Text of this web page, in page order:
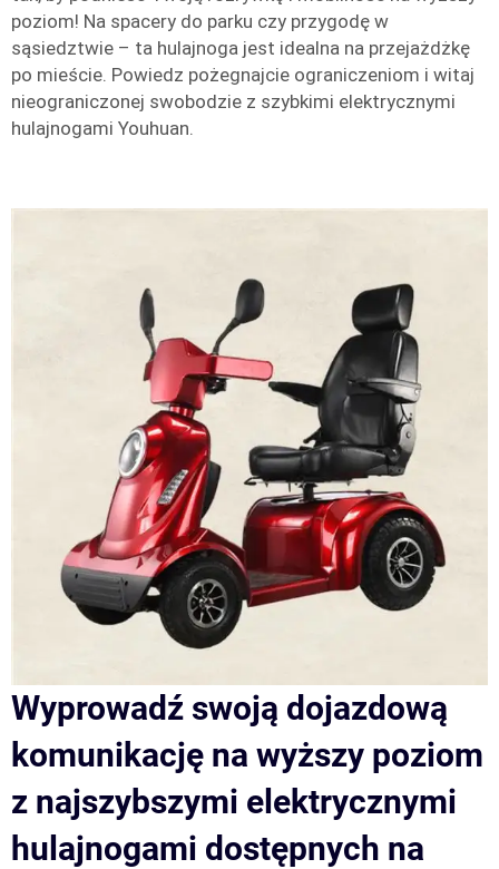
poziom! Na spacery do parku czy przygodę w
sąsiedztwie – ta hulajnoga jest idealna na przejażdżkę
po mieście. Powiedz pożegnajcie ograniczeniom i witaj
nieograniczonej swobodzie z szybkimi elektrycznymi
hulajnogami Youhuan.
Wyprowadź swoją dojazdową
komunikację na wyższy poziom
z najszybszymi elektrycznymi
hulajnogami dostępnych na